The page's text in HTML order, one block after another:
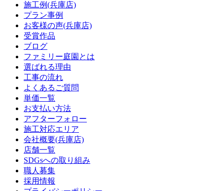
施工例(兵庫店)
プラン事例
お客様の声(兵庫店)
受賞作品
ブログ
ファミリー庭園とは
選ばれる理由
工事の流れ
よくあるご質問
単価一覧
お支払い方法
アフターフォロー
施工対応エリア
会社概要(兵庫店)
店舗一覧
SDGsへの取り組み
職人募集
採用情報